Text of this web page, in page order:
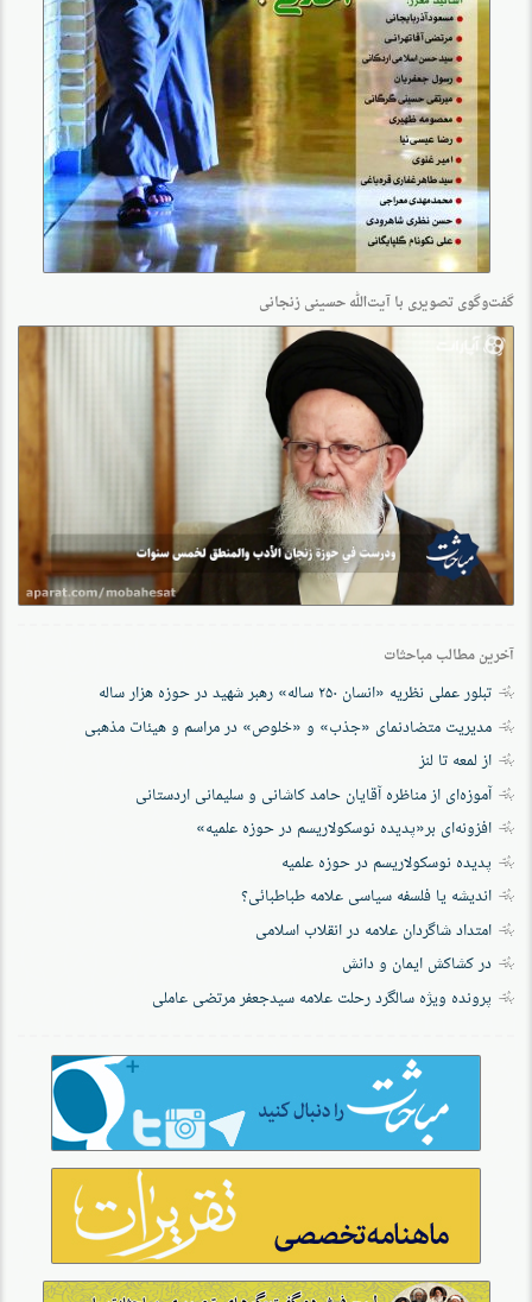
گفت‌وگو‌ی تصویری با آیت‌الله حسینی زنجانی
آخرین مطالب مباحثات
تبلور عملی نظریه «انسان ۲۵۰ ساله» رهبر شهید در حوزه هزار ساله
مدیریت متضادنمای «جذب» و «خلوص» در مراسم و هیئات مذهبی
از لمعه تا لنز
آموزه‌ای از مناظره آقایان حامد کاشانی و سلیمانی اردستانی
افزونه‌ای بر«پدیده نوسکولاریسم در حوزه‌ علمیه»
پدیده نوسکولاریسم در حوزه علمیه
اندیشه یا فلسفه سیاسی علامه طباطبائی؟
امتداد شاگردان علامه در انقلاب اسلامی
در کشاکش ایمان و دانش
پرونده‌ ویژه سالگرد رحلت علامه سیدجعفر مرتضی عاملی